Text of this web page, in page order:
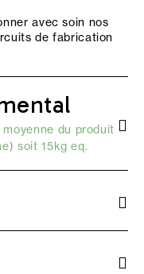
avec soin nos
de fabrication
du produit
) soit 15kg eq.